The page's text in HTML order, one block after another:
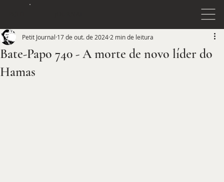
Bate-Papo 740 - A morte de novo líder do
Hamas
Petit Journal 17 de out. de 2024 2 min de leitura